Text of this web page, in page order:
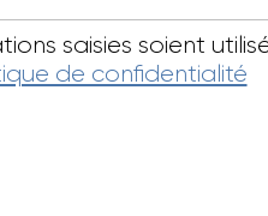
saisies soient
de confidentialité